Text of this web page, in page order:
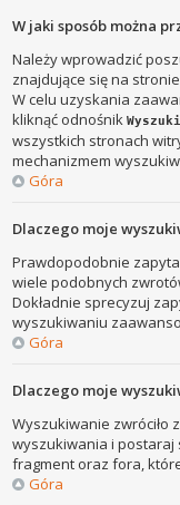
W jaki sposób można
Należy wprowadzić
znajdujące się na
W celu uzyskania
kliknąć odnośnik
wszystkich stronach
mechanizmem
Góra
Dlaczego moje
Prawdopodobnie
wiele podobnych
Dokładnie sprecyzuj
wyszukiwaniu
Góra
Dlaczego moje
Wyszukiwanie zwróciło
wyszukiwania i postaraj
fragment oraz fora,
Góra